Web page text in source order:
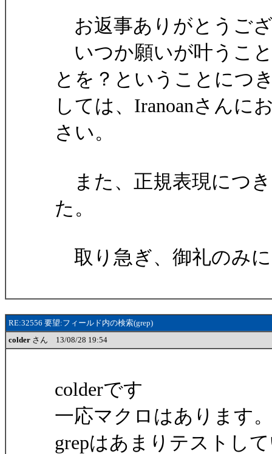
お返事ありがとうご
いつか願いが叶うこ
とを？ということにつ
しては、Iranoanさんに
さい。
また、正規表現につ
た。
取り急ぎ、御礼のみ
RE:32556 要望:フィールド内の検索(grep)
colder さん 13/08/28 19:54
colderです
一応マクロはあります
grepはあまりテストし